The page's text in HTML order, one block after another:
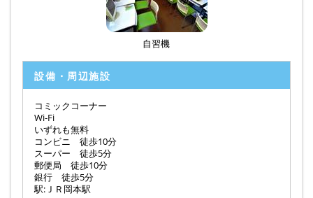
自習機
設備・周辺施設
コミックコーナー
Wi-Fi
いずれも無料
コンビニ 徒歩10分
スーパー 徒歩5分
郵便局 徒歩10分
銀行 徒歩5分
駅:ＪＲ岡本駅